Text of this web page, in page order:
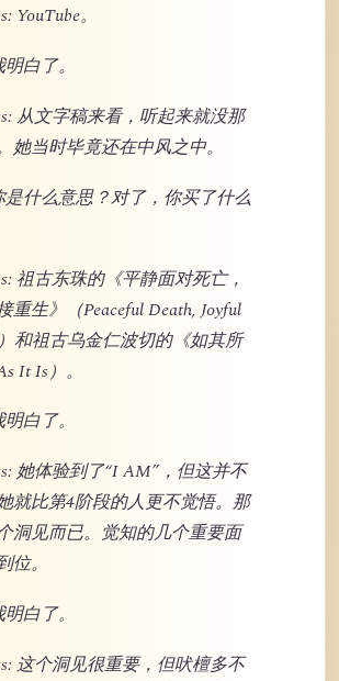
YouTube。
白了。
从文字稿来看，听起来就没那
她当时毕竟还在中风之中。
是什么意思？对了，你买了什么
祖古东珠的《平静面对死亡，
重生》（Peaceful Death, Joyful
和祖古乌金仁波切的《如其所
It Is）。
白了。
她体验到了“I AM”，但这并不
就比第4阶段的人更不觉悟。那
洞见而已。觉知的几个重要面
位。
白了。
这个洞见很重要，但吠檀多不